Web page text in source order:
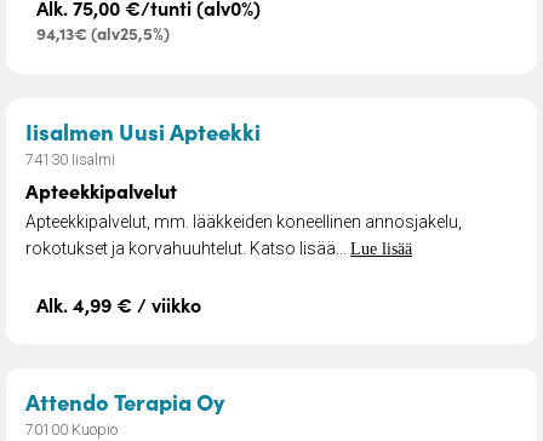
Alk. 75,00 €/tunti (alv0%)
94,13€ (alv25,5%)
Iisalmen Uusi Apteekki
74130 Iisalmi
Apteekkipalvelut
Apteekkipalvelut, mm. lääkkeiden koneellinen annosjakelu,
rokotukset ja korvahuuhtelut. Katso lisää... Lue lisää
Alk. 4,99 € / viikko
Attendo Terapia Oy– Fysioterapiaa koti- ja
70100 Kuopio